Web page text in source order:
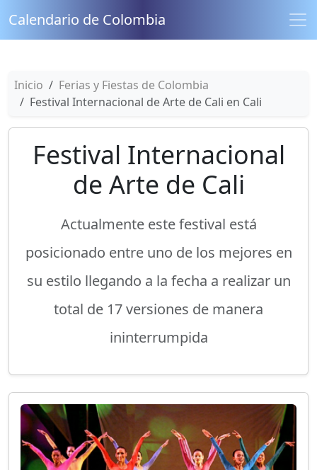
Calendario de Colombia
Inicio
Ferias y Fiestas de Colombia
Festival Internacional de Arte de Cali en Cali
Festival Internacional
de Arte de Cali
Actualmente este festival está
posicionado entre uno de los mejores en
su estilo llegando a la fecha a realizar un
total de 17 versiones de manera
ininterrumpida